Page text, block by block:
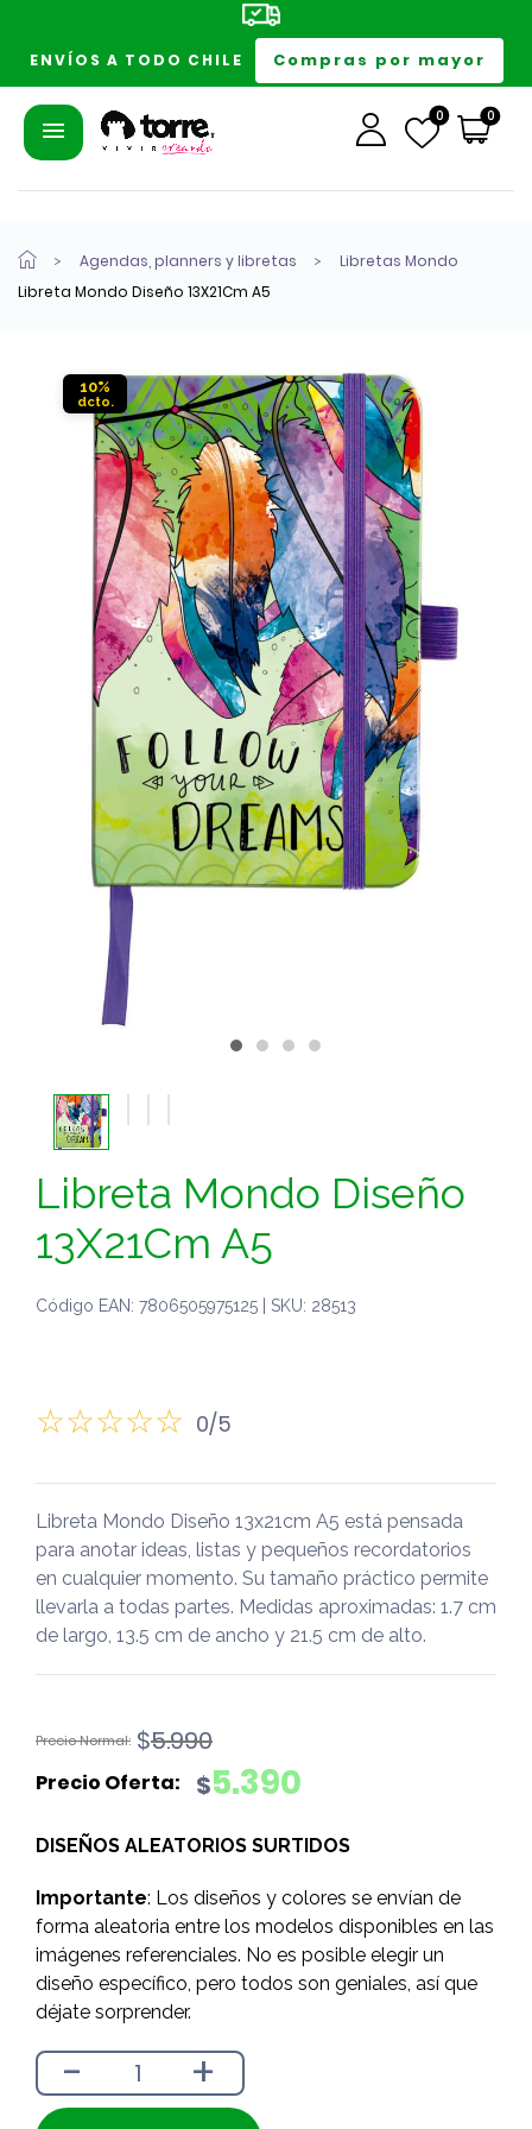
ENVÍOS A TODO CHILE Compras por mayor
0 0
Agendas, planners y libretas
Libretas Mondo
Libreta Mondo Diseño 13X21Cm A5
10%
Libreta Mondo Diseño
13X21Cm A5
Código EAN: 7806505975125 | SKU: 28513
0/5
Libreta Mondo Diseño 13x21cm A5 está pensada
para anotar ideas, listas y pequeños recordatorios
en cualquier momento. Su tamaño práctico permite
llevarla a todas partes. Medidas aproximadas: 1.7 cm
de largo, 13.5 cm de ancho y 21.5 cm de alto.
$5.990
El
original
$5.990.
$5.390
El
actual
$5.390.
DISEÑOS ALEATORIOS SURTIDOS
Importante: Los diseños y colores se envían de
forma aleatoria entre los modelos disponibles en las
imágenes referenciales. No es posible elegir un
diseño específico, pero todos son geniales, así que
déjate sorprender.
- +